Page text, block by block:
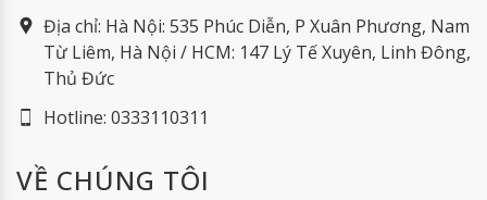
Địa chỉ: Hà Nội: 535 Phúc Diễn, P Xuân Phương, Nam
Từ Liêm, Hà Nội / HCM: 147 Lý Tế Xuyên, Linh Đông,
Thủ Đức
Hotline: 0333110311
VỀ CHÚNG TÔI